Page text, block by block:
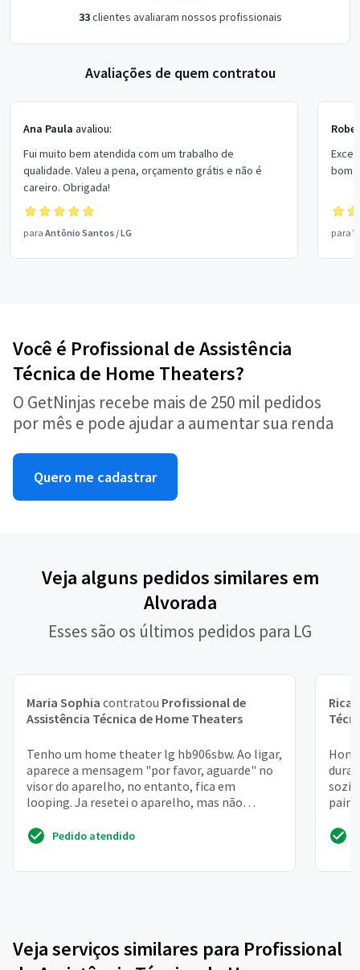
33clientes avaliaram nossos profissionais
Avaliações de quem contratou
Ana Paula avaliou:
Fui muito bem atendida com um trabalho de
qualidade. Valeu a pena, orçamento grátis e não é
careiro. Obrigada!
para Antônio Santos /LG
bom
para
Você é Profissional de Assistência
Técnica de Home Theaters?
O GetNinjas recebe mais de 250 mil pedidos
por mês e pode ajudar a aumentar sua renda
Quero me cadastrar
Veja alguns pedidos similares em
Alvorada
Esses são os últimos pedidos para LG
Maria Sophia contratou Profissional de
Assistência Técnica de Home Theaters
Tenho um home theater lg hb906sbw. Ao ligar,
aparece a mensagem "por favor, aguarde" no
visor do aparelho, no entanto, fica em
looping. Ja resetei o aparelho, mas não
Pedido atendido
Veja serviços similares para Profissional